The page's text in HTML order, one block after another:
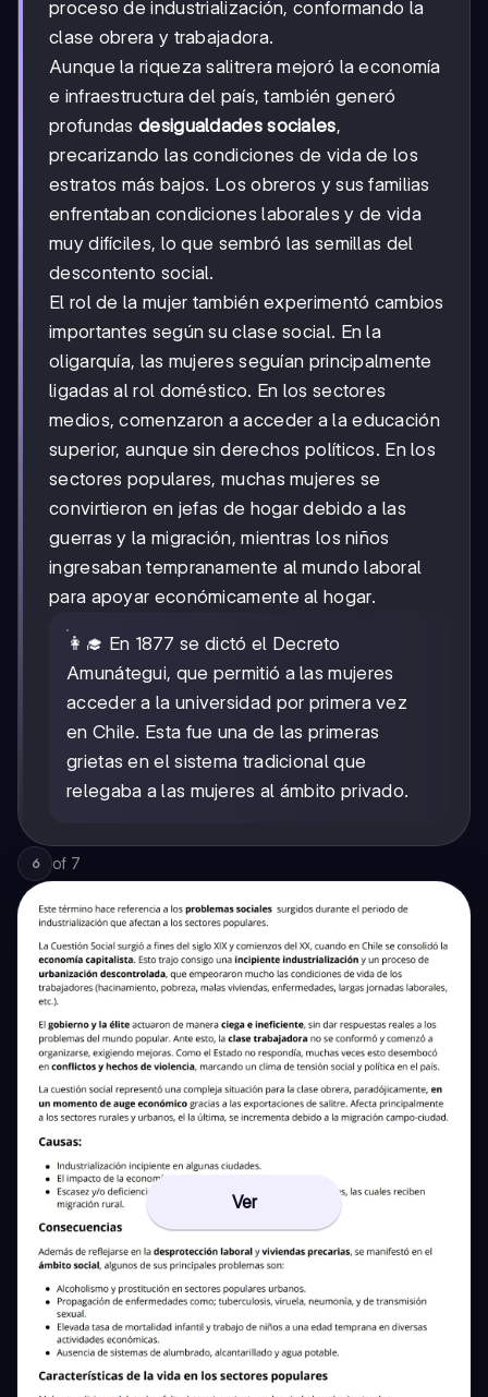
proceso de industrialización, conformando la
clase obrera y trabajadora.
Aunque la riqueza salitrera mejoró la economía
e infraestructura del país, también generó
profundasdesigualdades sociales,
precarizando las condiciones de vida de los
estratos más bajos. Los obreros y sus familias
enfrentaban condiciones laborales y de vida
muy difíciles, lo que sembró las semillas del
descontento social.
El rol de la mujer también experimentó cambios
importantes según su clase social. En la
oligarquía, las mujeres seguían principalmente
ligadas al rol doméstico. En los sectores
medios, comenzaron a acceder a la educación
superior, aunque sin derechos políticos. En los
sectores populares, muchas mujeres se
convirtieron en jefas de hogar debido a las
guerras y la migración, mientras los niños
ingresaban tempranamente al mundo laboral
para apoyar económicamente al hogar.
👩‍🎓 En 1877 se dictó el Decreto
Amunátegui, que permitió a las mujeres
acceder a la universidad por primera vez
en Chile. Esta fue una de las primeras
grietas en el sistema tradicional que
relegaba a las mujeres al ámbito privado.
6 of 7
Ver